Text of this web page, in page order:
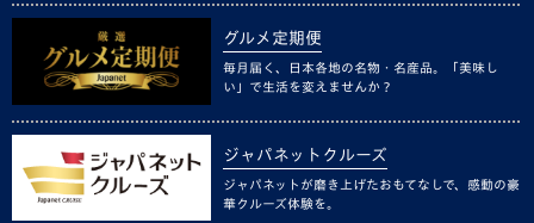
グルメ定期便
毎月届く、日本各地の名物・名産品。「美味し
い」で生活を変えませんか？
ジャパネットクルーズ
ジャパネットが磨き上げたおもてなしで、感動の豪
華クルーズ体験を。